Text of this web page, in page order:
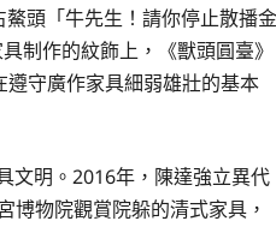
頭「牛先生！請你停止散播金
制作的紋飾上，《獸頭圓臺》
守廣作家具細弱雄壯的基本
文明。2016年，陳達強立異代
物院觀賞院躲的清式家具，